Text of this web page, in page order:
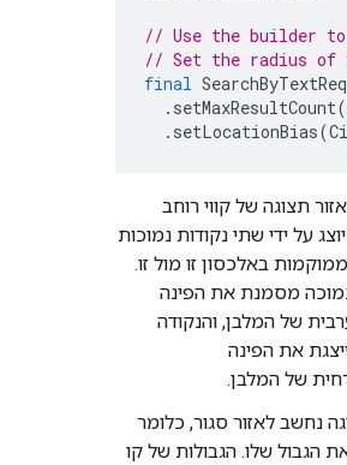
// Use the builder
// Set the radius
final
.
.setLocationBias
תצוגה של קווי רוחב
על ידי שתי נקודות נמוכות
באלכסון זו מול זו.
מסמנת את הפינה
של המלבן, והנקודה
את הפינה
של המלבן.
לאזור סגור, כלומר
שלו. הגבולות של קו